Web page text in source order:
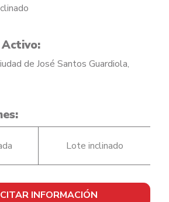
Activo:
de José Santos Guardiola,
Lote inclinado
INFORMACIÓN